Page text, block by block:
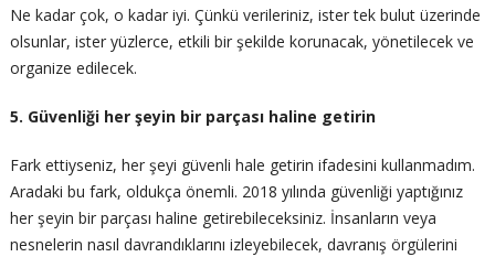
Ne kadar çok, o kadar iyi. Çünkü verileriniz, ister tek bulut üzerinde
olsunlar, ister yüzlerce, etkili bir şekilde korunacak, yönetilecek ve
organize edilecek.
5. Güvenliği her şeyin bir parçası haline getirin
Fark ettiyseniz, her şeyi güvenli hale getirin ifadesini kullanmadım.
Aradaki bu fark, oldukça önemli. 2018 yılında güvenliği yaptığınız
her şeyin bir parçası haline getirebileceksiniz. İnsanların veya
nesnelerin nasıl davrandıklarını izleyebilecek, davranış örgülerini